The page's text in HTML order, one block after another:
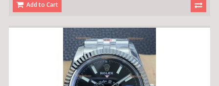
Add to Cart